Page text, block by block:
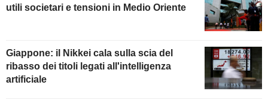
utili societari e tensioni in Medio Oriente
Giappone: il Nikkei cala sulla scia del
ribasso dei titoli legati all'intelligenza
artificiale